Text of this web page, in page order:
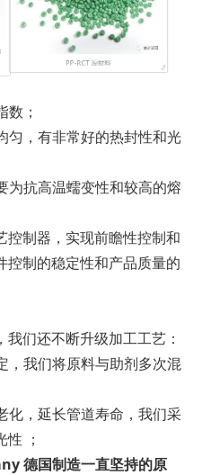
数；
匀，有非常好的热封性和光
为抗高温蠕变性和较高的熔
控制器，实现前瞻性控制和
控制的稳定性和产品质量的
们还不断升级加工工艺：
，我们将原料与助剂多次混
化，延长管道寿命，我们采
；
德国制造一直坚持的原